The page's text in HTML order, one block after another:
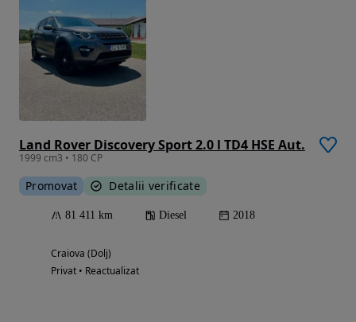
Land Rover Discovery Sport 2.0 l TD4 HSE Aut.
1999 cm3 • 180 CP
Promovat Detalii verificate
81 411 km Diesel 2018
Craiova (Dolj)
Privat • Reactualizat